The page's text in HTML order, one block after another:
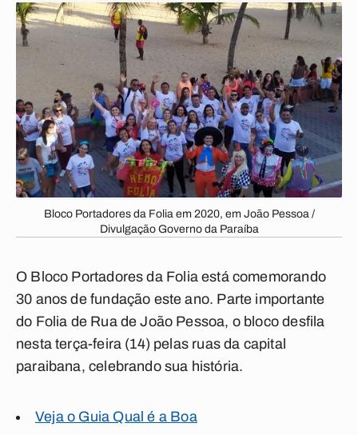
Bloco Portadores da Folia em 2020, em João Pessoa /
Divulgação Governo da Paraíba
O Bloco Portadores da Foliaestá comemorando
30 anos de fundação este ano. Parte importante
do Folia de Rua de João Pessoa, o bloco desfila
nesta terça-feira (14) pelas ruas da capital
paraibana, celebrando sua história.
Veja o Guia Qual é a Boa